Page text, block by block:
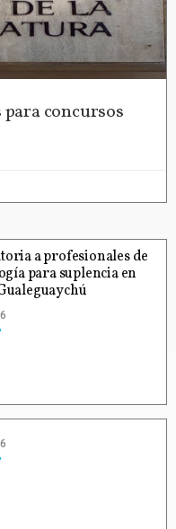
concursos
a profesionales de
para suplencia en